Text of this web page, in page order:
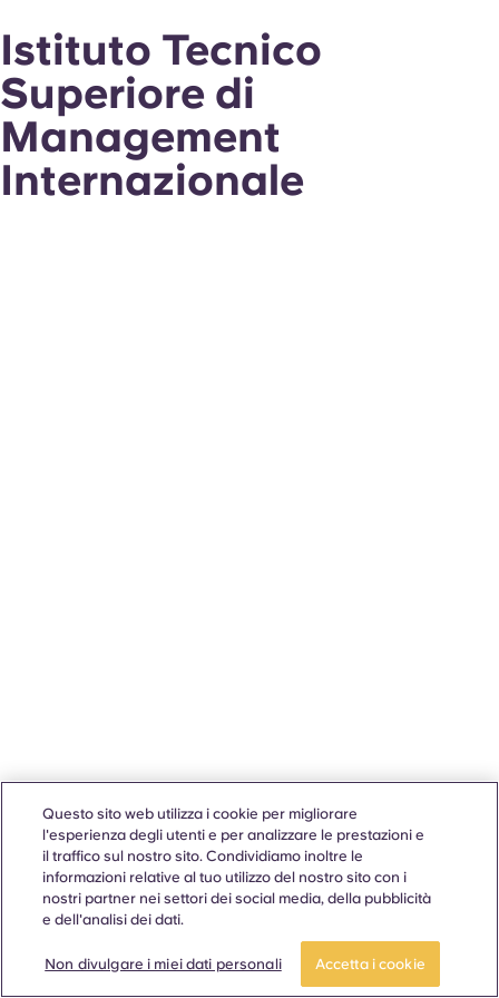
Istituto Tecnico
Superiore di
Management
Internazionale
Questo sito web utilizza i cookie per migliorare
l'esperienza degli utenti e per analizzare le prestazioni e
il traffico sul nostro sito. Condividiamo inoltre le
informazioni relative al tuo utilizzo del nostro sito con i
nostri partner nei settori dei social media, della pubblicità
e dell'analisi dei dati.
Non divulgare i miei dati personali Accetta i cookie